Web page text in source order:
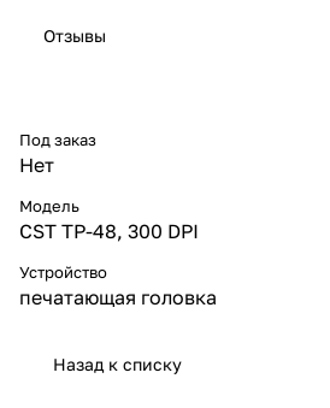
Отзывы
Под заказ
Нет
Модель
CST TP-48, 300 DPI
Устройство
печатающая головка
Назад к списку